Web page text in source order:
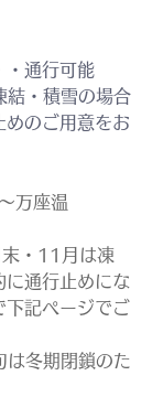
・通行可能
・積雪の場合
めのご用意をお
万座温
・11月は凍
に通行止めにな
下記ページでご
冬期閉鎖のた